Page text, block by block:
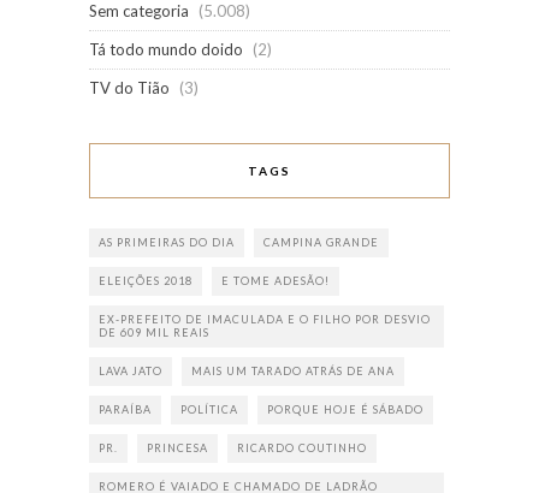
Sem categoria
(5.008)
Tá todo mundo doido
(2)
TV do Tião
(3)
TAGS
AS PRIMEIRAS DO DIA CAMPINA GRANDE
ELEIÇÕES 2018 E TOME ADESÃO!
EX-PREFEITO DE IMACULADA E O FILHO POR DESVIO
DE 609 MIL REAIS
LAVA JATO MAIS UM TARADO ATRÁS DE ANA
PARAÍBA POLÍTICA PORQUE HOJE É SÁBADO
PR. PRINCESA RICARDO COUTINHO
ROMERO É VAIADO E CHAMADO DE LADRÃO